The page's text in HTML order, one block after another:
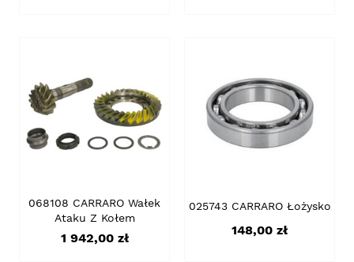
068108 CARRARO Wałek
Ataku Z Kołem
Cena
1 942,00 zł
025743 CARRARO Łożysko
Cena
148,00 zł